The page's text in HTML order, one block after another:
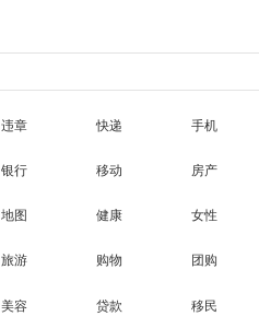
违章 快递 手机
银行 移动 房产
地图 健康 女性
旅游 购物 团购
美容 贷款 移民